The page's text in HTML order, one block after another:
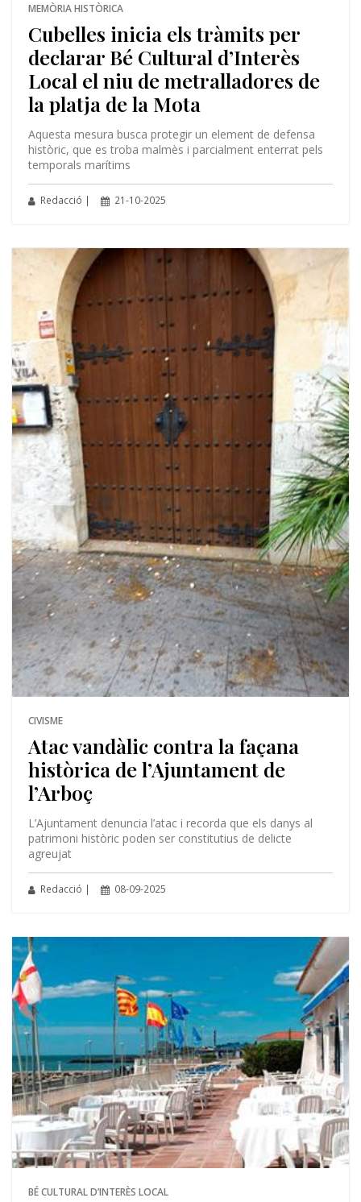
MEMÒRIA HISTÒRICA
Cubelles inicia els tràmits per
declarar Bé Cultural d’Interès
Local el niu de metralladores de
la platja de la Mota
Aquesta mesura busca protegir un element de defensa
històric, que es troba malmès i parcialment enterrat pels
temporals marítims
Redacció | 21-10-2025
CIVISME
Atac vandàlic contra la façana
històrica de l’Ajuntament de
l’Arboç
L’Ajuntament denuncia l’atac i recorda que els danys al
patrimoni històric poden ser constitutius de delicte
agreujat
Redacció | 08-09-2025
BÉ CULTURAL D’INTERÈS LOCAL